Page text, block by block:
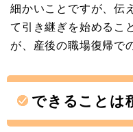
細かいことですが、伝
て引き継ぎを始めるこ
が、産後の職場復帰で
できることは